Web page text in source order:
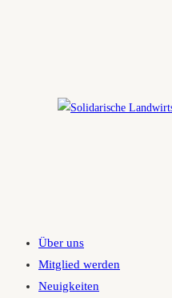
Über uns
Mitglied werden
Neuigkeiten